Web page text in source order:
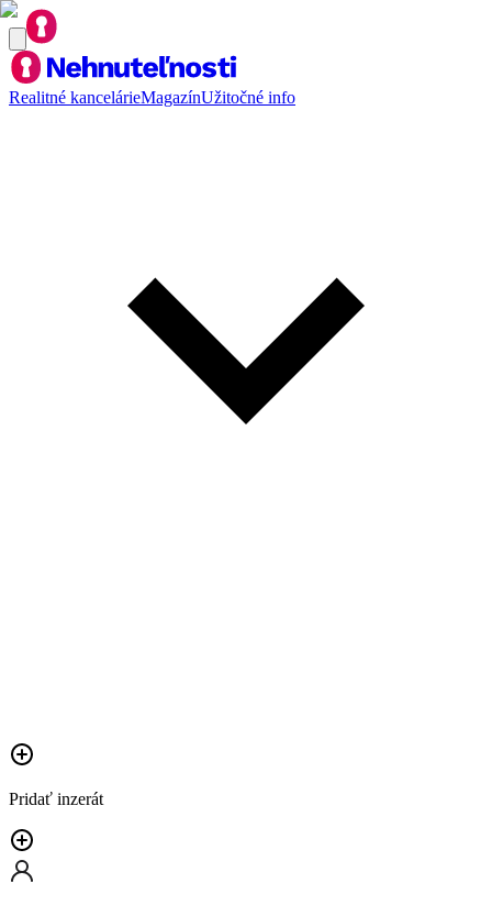
Realitné kancelárieMagazínUžitočné info
Pridať inzerát